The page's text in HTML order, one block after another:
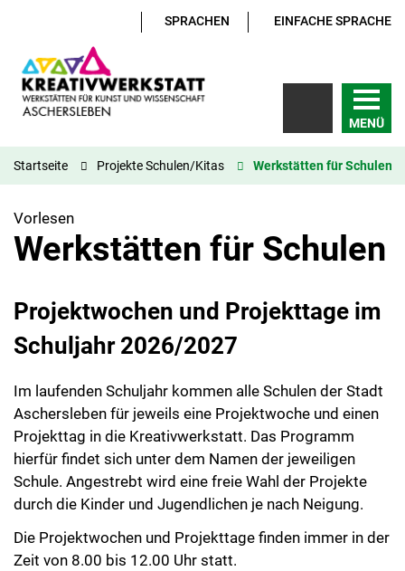
SPRACHEN EINFACHE SPRACHE
MENÜ
Startseite Projekte Schulen/Kitas Werkstätten für Schulen
Vorlesen
Werkstätten für Schulen
Projektwochen und Projekttage im
Schuljahr 2026/2027
Im laufenden Schuljahr kommen alle Schulen der Stadt
Aschersleben für jeweils eine Projektwoche und einen
Projekttag in die Kreativwerkstatt. Das Programm
hierfür findet sich unter dem Namen der jeweiligen
Schule. Angestrebt wird eine freie Wahl der Projekte
durch die Kinder und Jugendlichen je nach Neigung.
Die Projektwochen und Projekttage finden immer in der
Zeit von 8.00 bis 12.00 Uhr statt.